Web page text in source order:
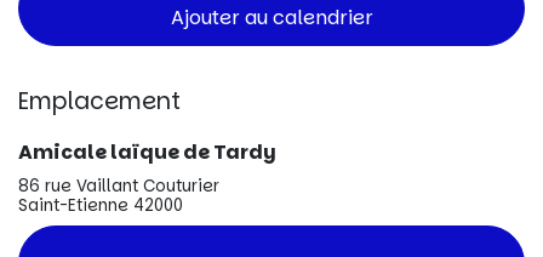
Ajouter au calendrier
Emplacement
Amicale laïque de Tardy
86 rue Vaillant Couturier
Saint-Etienne 42000